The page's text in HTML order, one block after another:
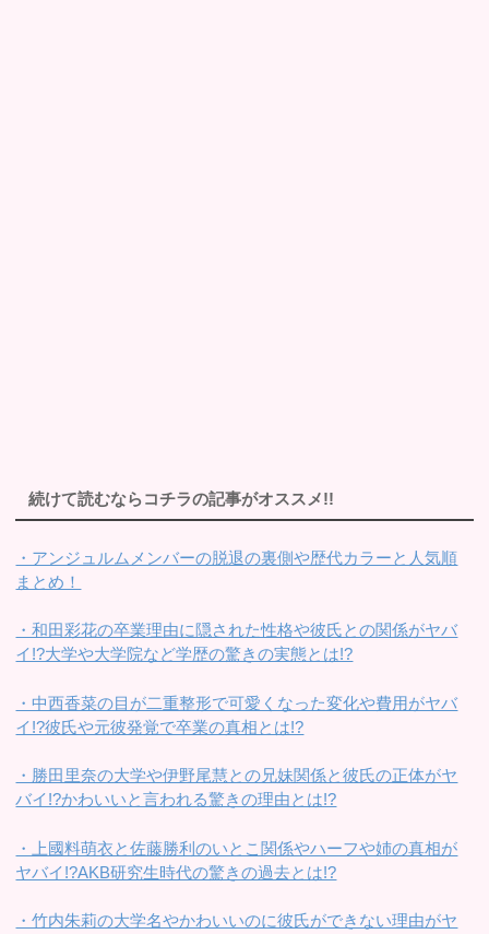
続けて読むならコチラの記事がオススメ!!
・アンジュルムメンバーの脱退の裏側や歴代カラーと人気順
まとめ！
・和田彩花の卒業理由に隠された性格や彼氏との関係がヤバ
イ!?大学や大学院など学歴の驚きの実態とは!?
・中西香菜の目が二重整形で可愛くなった変化や費用がヤバ
イ!?彼氏や元彼発覚で卒業の真相とは!?
・勝田里奈の大学や伊野尾慧との兄妹関係と彼氏の正体がヤ
バイ!?かわいいと言われる驚きの理由とは!?
・上國料萌衣と佐藤勝利のいとこ関係やハーフや姉の真相が
ヤバイ!?AKB研究生時代の驚きの過去とは!?
・竹内朱莉の大学名やかわいいのに彼氏ができない理由がヤ